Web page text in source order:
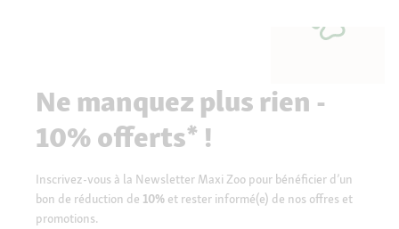
Ne manquez plus rien -
10% offerts* !
Inscrivez-vous à la Newsletter Maxi Zoo pour bénéficier d’un
bon de réduction de 10% et rester informé(e) de nos offres et
promotions.